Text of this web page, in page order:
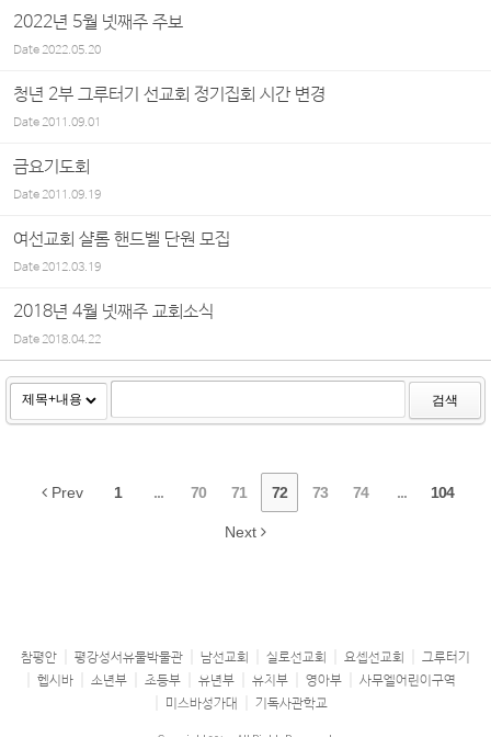
2022년 5월 넷째주 주보
Date2022.05.20
청년 2부 그루터기 선교회 정기집회 시간 변경
Date2011.09.01
금요기도회
Date2011.09.19
여선교회 샬롬 핸드벨 단원 모집
Date2012.03.19
2018년 4월 넷째주 교회소식
Date2018.04.22
검색
Prev 1 ... 70 71 72 73 74 ... 104
Next
참평안 평강성서유물박물관 남선교회 실로선교회 요셉선교회
그루터기
헵시바
소년부 초등부 유년부 유치부 영아부
사무엘어린이구역
미스바성가대
기독사관학교